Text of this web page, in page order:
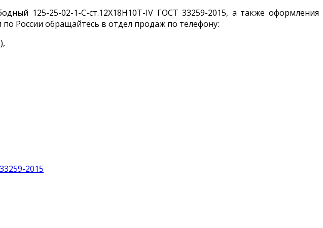
125-25-02-1-С-ст.12Х18Н10Т-IV ГОСТ 33259-2015, а также оформления
России обращайтесь в отдел продаж по телефону:
2015